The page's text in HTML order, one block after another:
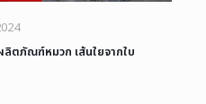
ตภัณฑ์หมวก เส้นใยจากใบ